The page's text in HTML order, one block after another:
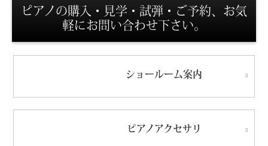
ピアノの購入・見学・試弾・ご予約、お気
軽にお問い合わせ下さい。
ショールーム案内
ピアノアクセサリ